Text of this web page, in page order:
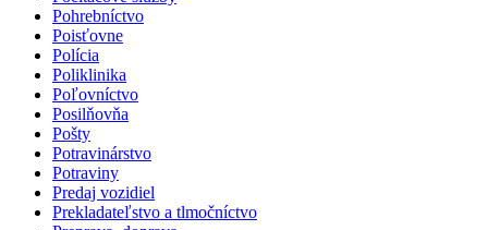
Pohrebníctvo
Poisťovne
Polícia
Poliklinika
Poľovníctvo
Posilňovňa
Pošty
Potravinárstvo
Potraviny
Predaj vozidiel
Prekladateľstvo a tlmočníctvo